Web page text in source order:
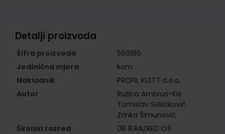
Detalji proizvoda
Šifra proizvoda
569186
Jedinična mjera
kom
Nakladnik
PROFIL KLETT d.o.o.
Autor
Ružica Ambruš-Kiš
Tomislav Seletković
Zrinka Šimunović
Školski razred
08 8.RAZRED OŠ